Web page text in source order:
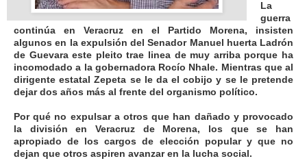
La
guerra
continúa en Veracruz en el Partido Morena, insisten
algunos en la expulsión del Senador Manuel huerta Ladrón
de Guevara este pleito trae linea de muy arriba porque ha
incomodado a la gobernadora Rocío Nhale. Mientras que al
dirigente estatal Zepeta se le da el cobijo y se le pretende
dejar dos años más al frente del organismo político.
Por qué no expulsar a otros que han dañado y provocado
la división en Veracruz de Morena, los que se han
apropiado de los cargos de elección popular y que no
dejan que otros aspiren avanzar en la lucha social.